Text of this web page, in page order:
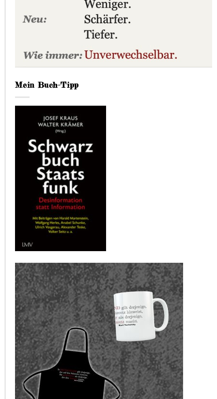
Mein Buch-Tipp